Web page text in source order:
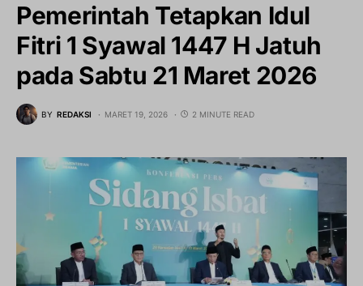
Pemerintah Tetapkan Idul
Fitri 1 Syawal 1447 H Jatuh
pada Sabtu 21 Maret 2026
BY REDAKSI MARET 19, 2026 2 MINUTE READ